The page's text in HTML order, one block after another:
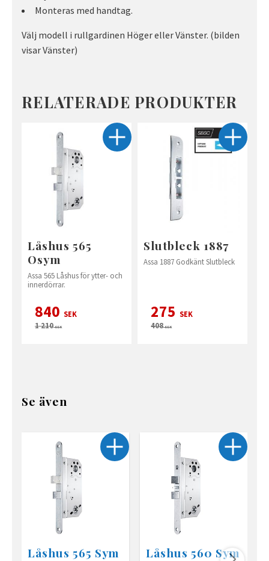
Monteras med handtag.
Välj modell i rullgardinen Höger eller Vänster. (bilden
visar Vänster)
RELATERADE PRODUKTER
Låshus 565
Osym
Assa 565 Låshus för ytter- och
innerdörrar.
840 SEK
1 210SEK
Slutbleck 1887
Assa 1887 Godkänt Slutbleck
275 SEK
408SEK
Se även
Låshus 565 Sym Låshus 560 Sym